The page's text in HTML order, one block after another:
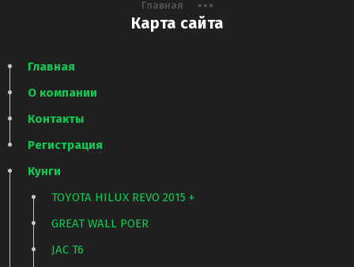
Главная
Карта сайта
Главная
О компании
Контакты
Регистрация
Кунги
TOYOTA HILUX REVO 2015 +
GREAT WALL POER
JAC T6